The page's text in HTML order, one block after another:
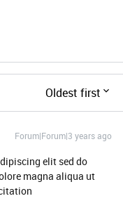
Oldest first
Forum|Forum|3 years ago
elit sed do
magna aliqua ut